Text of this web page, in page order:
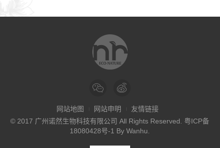
网站地图 网站申明
友情链接
© 2017 广州诺然生物科技有限公司 All Rights Reserved. 粤ICP备
18080428号-1 ByWanhu.